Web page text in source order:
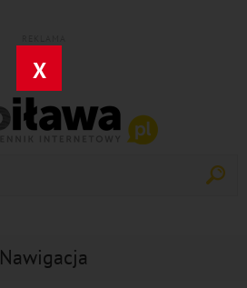
X
Nawigacja